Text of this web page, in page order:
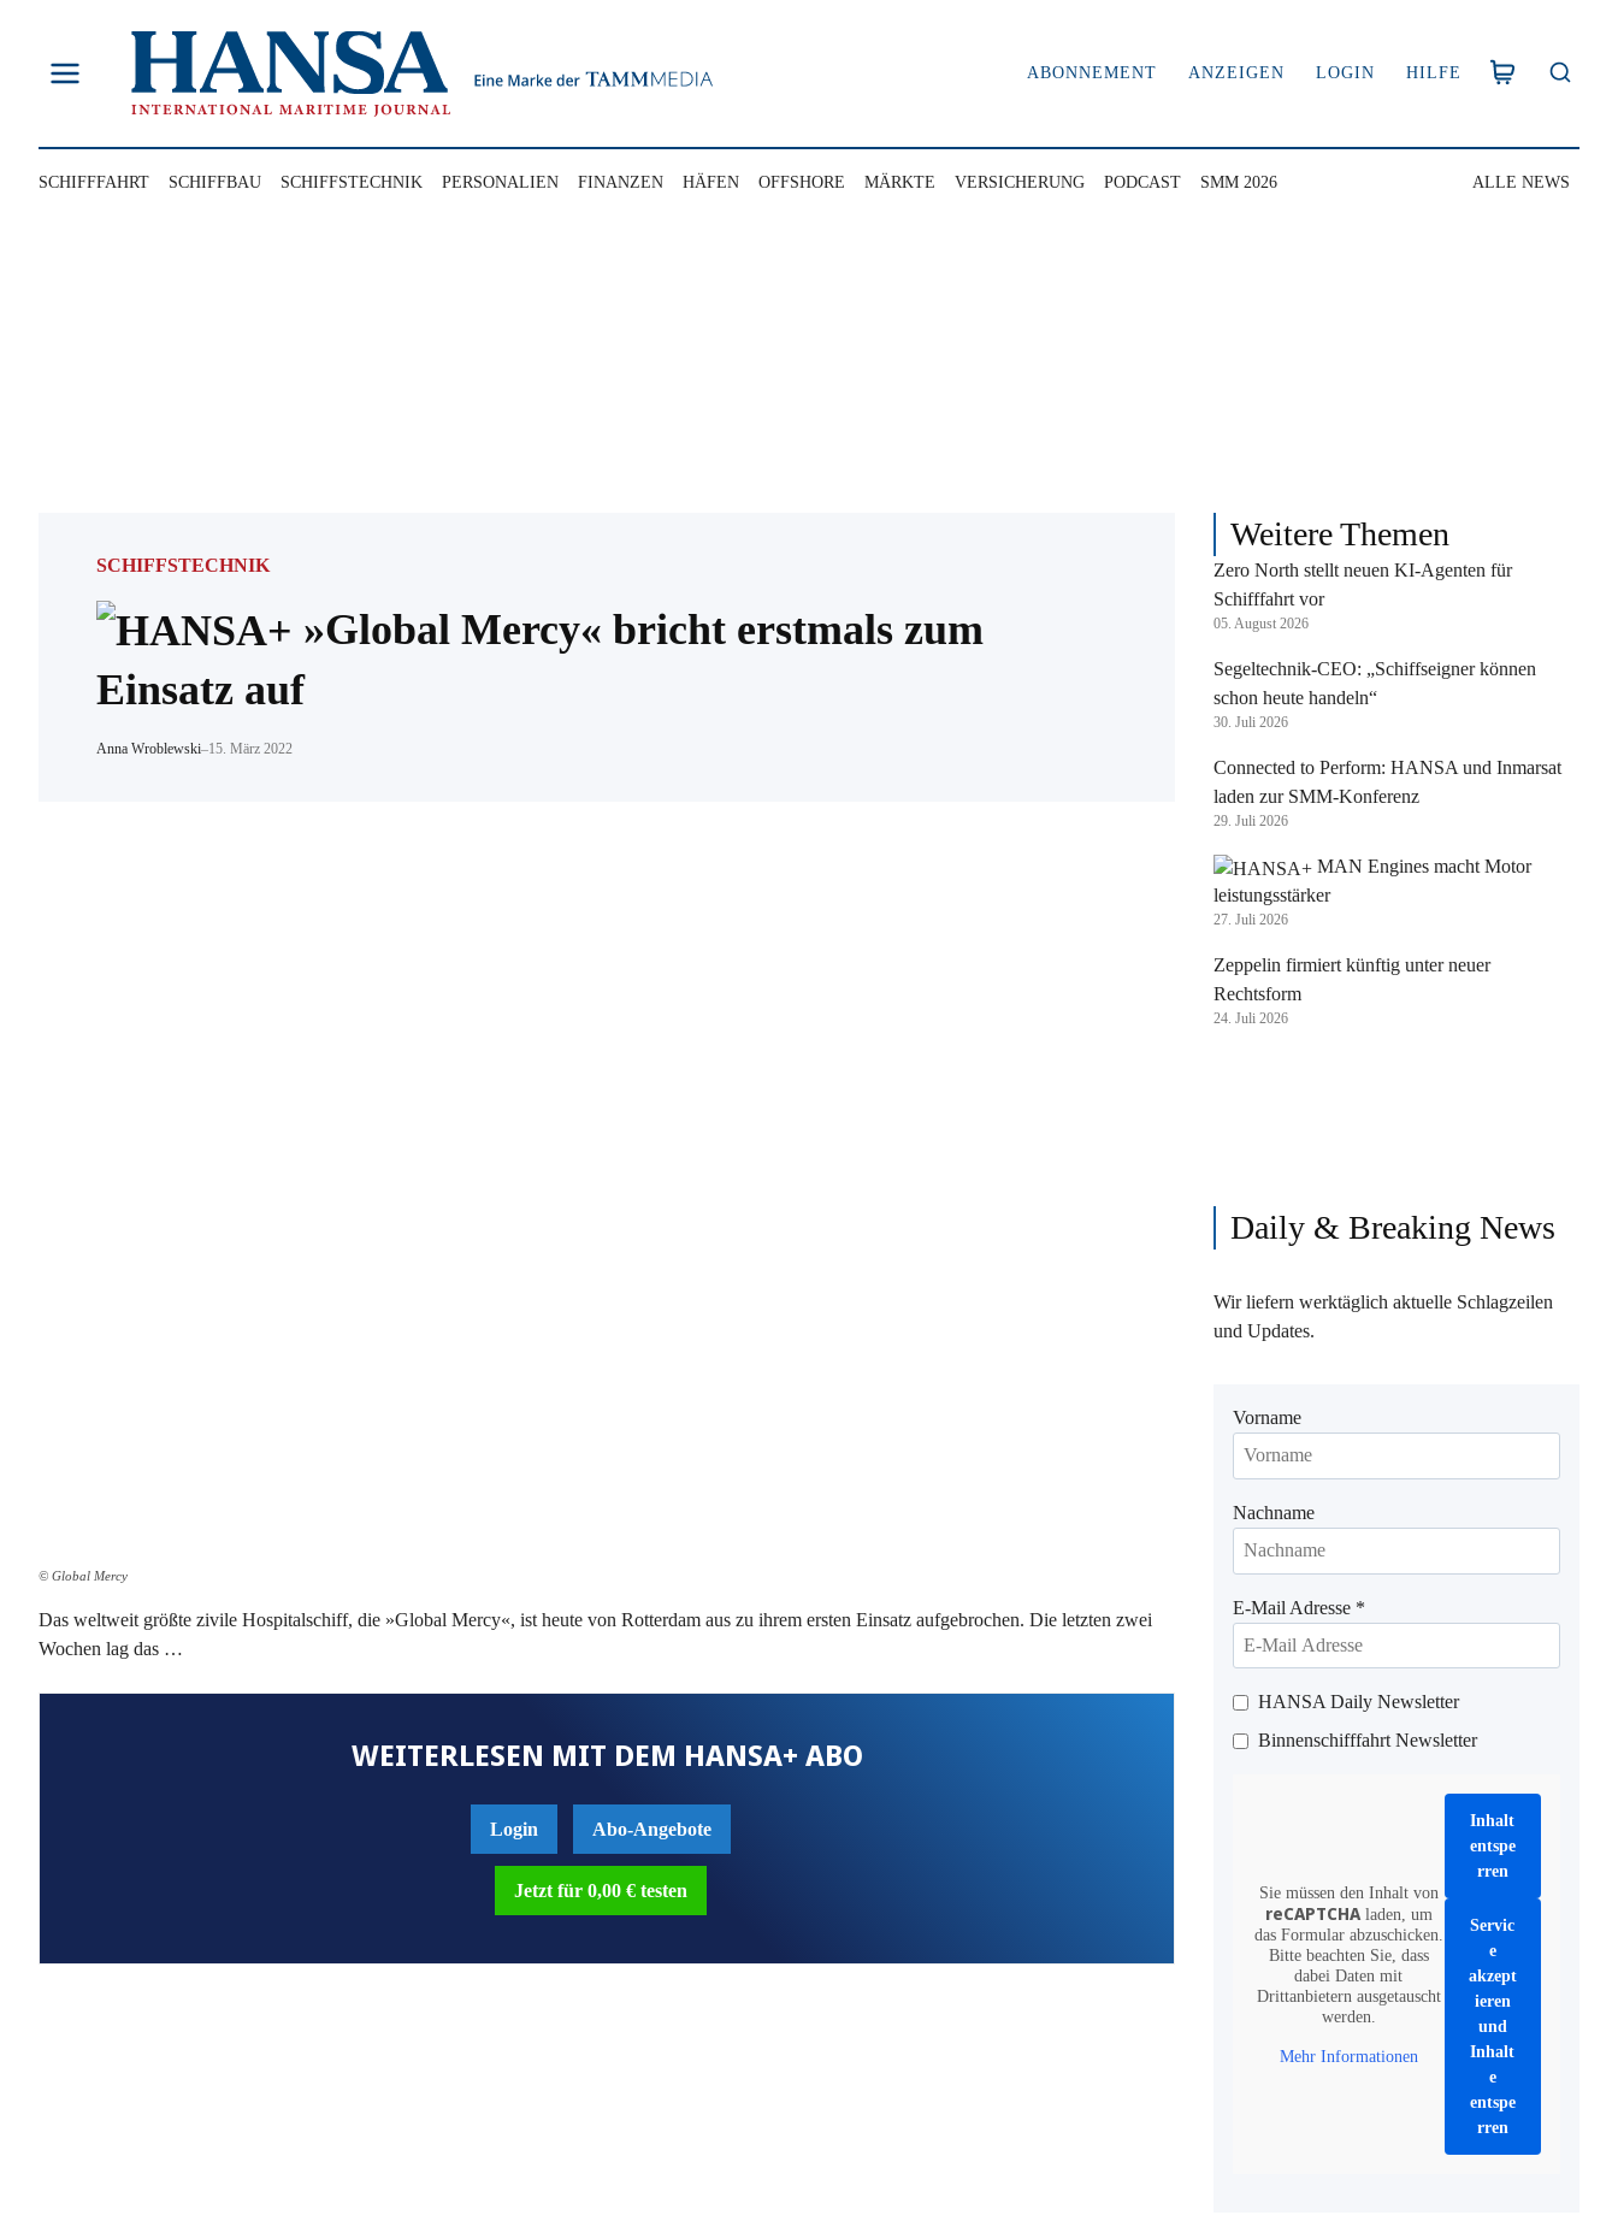
springen
ABONNEMENT ANZEIGEN LOGIN HILFE
SCHIFFFAHRT SCHIFFBAU SCHIFFSTECHNIK PERSONALIEN FINANZEN HÄFEN OFFSHORE MÄRKTE VERSICHERUNG PODCAST SMM 2026 ALLE NEWS
SCHIFFSTECHNIK
»Global Mercy« bricht erstmals zum
Einsatz auf
Anna Wroblewski–15. März 2022
© Global Mercy
Das weltweit größte zivile Hospitalschiff, die »Global Mercy«, ist heute von Rotterdam aus zu ihrem ersten Einsatz aufgebrochen. Die letzten zwei
Wochen lag das …
WEITERLESEN MIT DEM HANSA+ ABO
Login Abo-Angebote
Jetzt für 0,00 € testen
Weitere Themen
Zero North stellt neuen KI-Agenten für
Schifffahrt vor
05. August 2026
Segeltechnik-CEO: „Schiffseigner können
schon heute handeln“
30. Juli 2026
Connected to Perform: HANSA und Inmarsat
laden zur SMM-Konferenz
29. Juli 2026
MAN Engines macht Motor
leistungsstärker
27. Juli 2026
Zeppelin firmiert künftig unter neuer
Rechtsform
24. Juli 2026
Daily & Breaking News
Wir liefern werktäglich aktuelle Schlagzeilen
und Updates.
Vorname
Nachname
E-Mail Adresse *
HANSA Daily Newsletter
Binnenschifffahrt Newsletter
Sie müssen den Inhalt von
reCAPTCHAladen, um
das Formular abzuschicken.
Bitte beachten Sie, dass
dabei Daten mit
Drittanbietern ausgetauscht
werden.
Mehr Informationen
Inhalt
entspe
rren
Servic
e
akzept
ieren
und
Inhalt
e
entspe
rren